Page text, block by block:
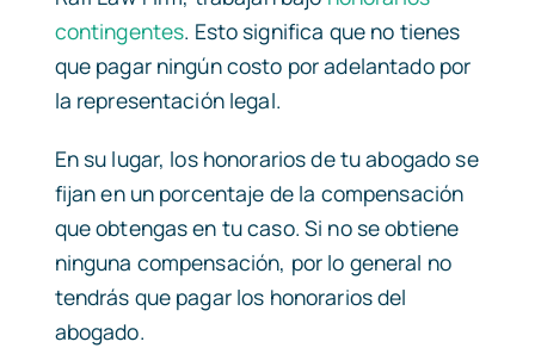
contingentes. Esto significa que no tienes
que pagar ningún costo por adelantado por
la representación legal.
En su lugar, los honorarios de tu abogado se
fijan en un porcentaje de la compensación
que obtengas en tu caso. Si no se obtiene
ninguna compensación, por lo general no
tendrás que pagar los honorarios del
abogado.